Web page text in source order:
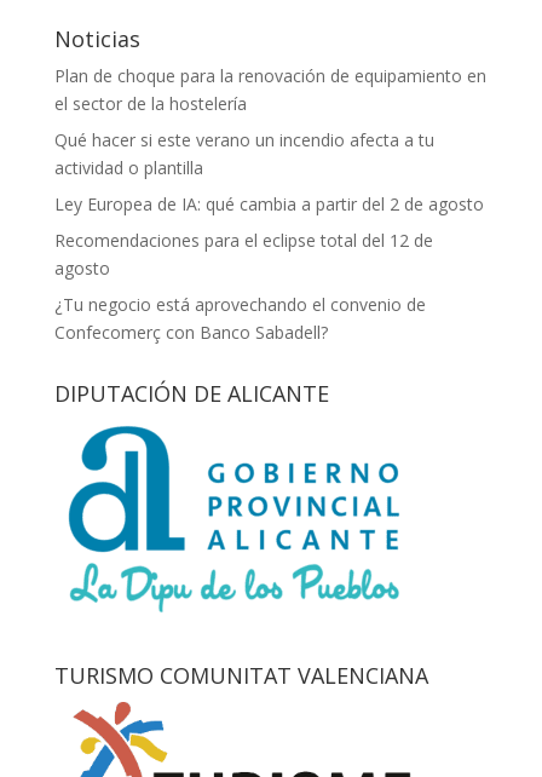
Noticias
Plan de choque para la renovación de equipamiento en
el sector de la hostelería
Qué hacer si este verano un incendio afecta a tu
actividad o plantilla
Ley Europea de IA: qué cambia a partir del 2 de agosto
Recomendaciones para el eclipse total del 12 de
agosto
¿Tu negocio está aprovechando el convenio de
Confecomerç con Banco Sabadell?
DIPUTACIÓN DE ALICANTE
TURISMO COMUNITAT VALENCIANA